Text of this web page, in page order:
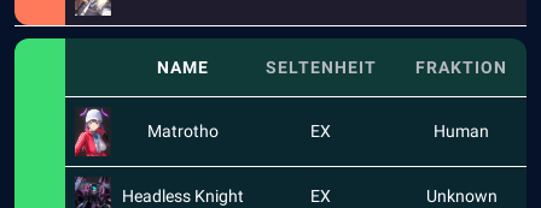
NAME SELTENHEIT FRAKTION
Matrotho EX Human
Headless Knight EX Unknown